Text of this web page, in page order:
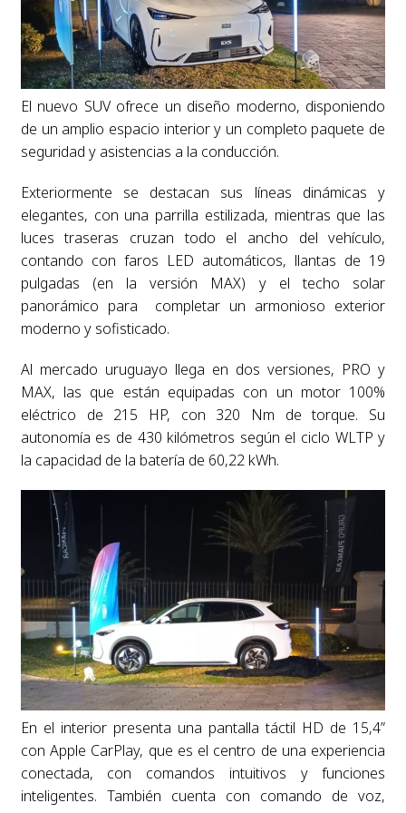
El nuevo SUV ofrece un diseño moderno, disponiendo
de un amplio espacio interior y un completo paquete de
seguridad y asistencias a la conducción.
Exteriormente se destacan sus líneas dinámicas y
elegantes, con una parrilla estilizada, mientras que las
luces traseras cruzan todo el ancho del vehículo,
contando con faros LED automáticos, llantas de 19
pulgadas (en la versión MAX) y el techo solar
panorámico para completar un armonioso exterior
moderno y sofisticado.
Al mercado uruguayo llega en dos versiones, PRO y
MAX, las que están equipadas con un motor 100%
eléctrico de 215 HP, con 320 Nm de torque. Su
autonomía es de 430 kilómetros según el ciclo WLTP y
la capacidad de la batería de 60,22 kWh.
En el interior presenta una pantalla táctil HD de 15,4”
con Apple CarPlay, que es el centro de una experiencia
conectada, con comandos intuitivos y funciones
inteligentes. También cuenta con comando de voz,